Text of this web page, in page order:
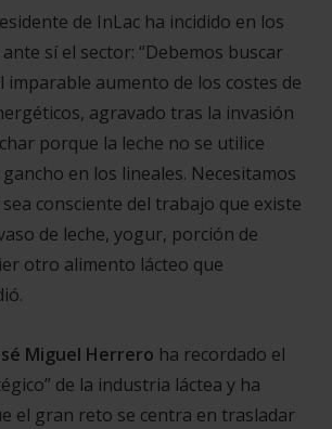
de InLac ha incidido en los
sí el sector: “Debemos buscar
imparable aumento de los costes de
agravado tras la invasión
porque la leche no se utilice
en los lineales. Necesitamos
consciente del trabajo que existe
de leche, yogur, porción de
otro alimento lácteo que
Miguel Herrero ha recordado el
” de la industria láctea y ha
el gran reto se centra en trasladar